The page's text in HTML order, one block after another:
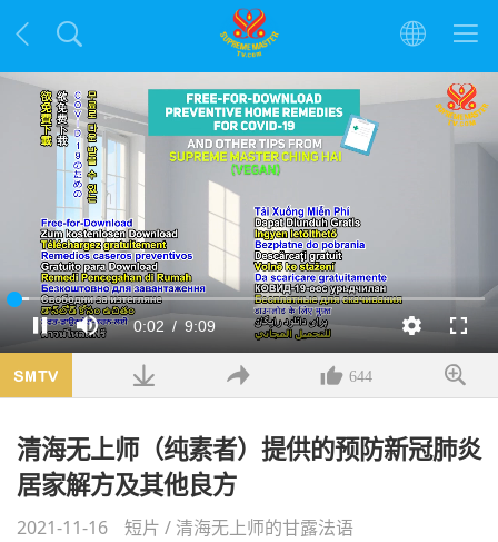
暂
停
静
音
当
前
0:02 / 时
9:09
加
载
完
成:
3.28%
解
析
全
屏
644
清海无上师（纯素者）提供的预防新冠肺炎
居家解方及其他良方
2021-11-16 短片 / 清海无上师的甘露法语